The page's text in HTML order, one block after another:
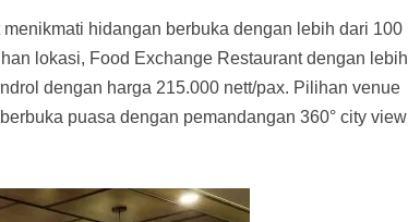
hidangan berbuka dengan lebih dari 100
lokasi, Food Exchange Restaurant dengan lebih
dengan harga 215.000 nett/pax. Pilihan venue
puasa dengan pemandangan 360° city view